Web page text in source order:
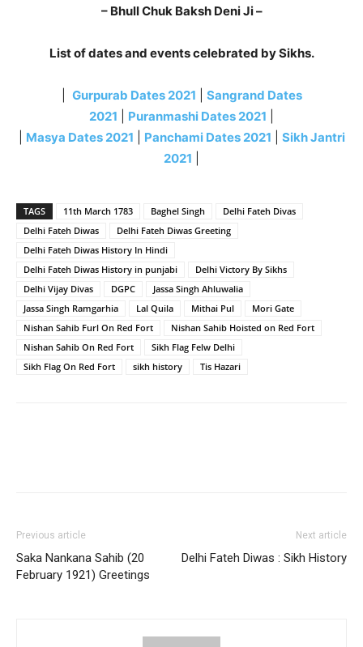
– Bhull Chuk Baksh Deni Ji –
List of dates and events celebrated by Sikhs.
Gurpurab Dates 2021
Sangrand Dates
2021
Puranmashi Dates 2021
Masya Dates 2021 Panchami Dates 2021
Sikh Jantri
2021
TAGS 11th March 1783 Baghel Singh
Delhi Fateh Divas
Delhi Fateh Diwas
Delhi Fateh Diwas Greeting
Delhi Fateh Diwas History In Hindi
Delhi Fateh Diwas History in punjabi
Delhi Victory By Sikhs
Delhi Vijay Divas
DGPC
Jassa Singh Ahluwalia
Jassa Singh Ramgarhia
Lal Quila Mithai Pul
Mori Gate
Nishan Sahib Furl On Red Fort
Nishan Sahib Hoisted on Red Fort
Nishan Sahib On Red Fort
Sikh Flag Felw Delhi
Sikh Flag On Red Fort
sikh history Tis Hazari
Previous article
Saka Nankana Sahib (20
February 1921) Greetings
Next article
Delhi Fateh Diwas : Sikh History